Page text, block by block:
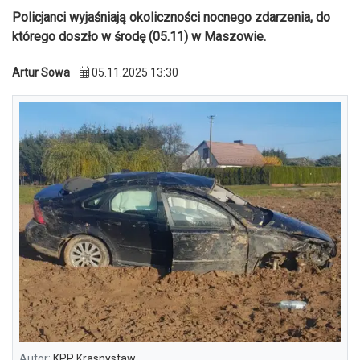
Policjanci wyjaśniają okoliczności nocnego zdarzenia, do
którego doszło w środę (05.11) w Maszowie.
Artur Sowa 05.11.2025 13:30